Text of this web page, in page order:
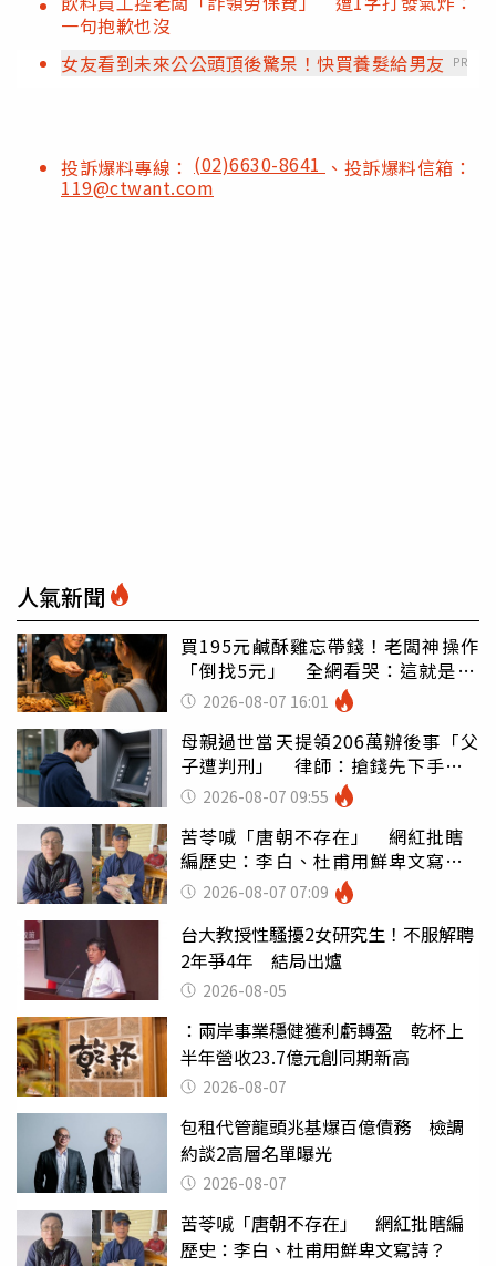
一句抱歉也沒
女友看到未來公公頭頂後驚呆！快買養髮給男友
PR
投訴爆料專線： (02)6630-8641 、投訴爆料信箱：
119@ctwant.com
人氣新聞
買195元鹹酥雞忘帶錢！老闆神操作
「倒找5元」 全網看哭：這就是台
灣 2026-08-07 16:01
母親過世當天提領206萬辦後事「父
子遭判刑」 律師：搶錢先下手是
罪 2026-08-07 09:55
苦苓喊「唐朝不存在」 網紅批瞎
編歷史：李白、杜甫用鮮卑文寫
詩？2026-08-07 07:09
台大教授性騷擾2女研究生！不服解聘
2年爭4年 結局出爐
2026-08-05
：兩岸事業穩健獲利虧轉盈 乾杯上
半年營收23.7億元創同期新高
2026-08-07
包租代管龍頭兆基爆百億債務 檢調
約談2高層名單曝光
2026-08-07
苦苓喊「唐朝不存在」 網紅批瞎編
歷史：李白、杜甫用鮮卑文寫詩？